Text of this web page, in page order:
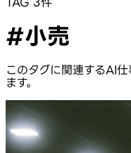
#小売
このタグに関連するAI
ます。